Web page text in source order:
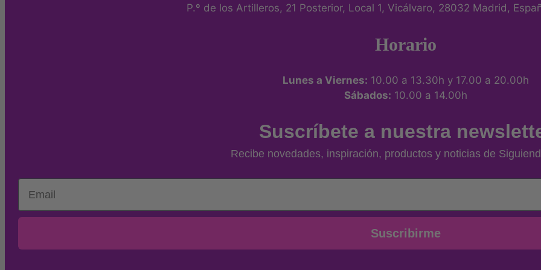
P.º de los Artilleros, 21 Posterior, Local 1, Vicálvaro, 28032 Madrid,
Horario
Lunes a Viernes: 10.00 a 13.30h y 17.00 a 20.00h
Sábados: 10.00 a 14.00h
Suscríbete a nuestra
Recibe novedades, inspiración, productos y noticias de
Email
Suscribirme